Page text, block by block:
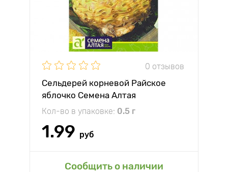
0 отзывов
Сельдерей корневой Райское
яблочко Семена Алтая
Кол-во в упаковке: 0.5 г
1.99 руб
Сообщить о наличии